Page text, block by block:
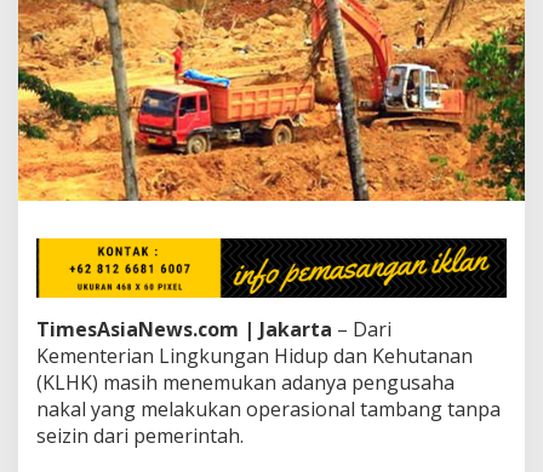
u
s
a
h
a
T
a
m
b
a
N
a
a
l
,
K
H
TimesAsiaNews.com | Jakarta – Dari
Kementerian Lingkungan Hidup dan Kehutanan
(KLHK) masih menemukan adanya pengusaha
nakal yang melakukan operasional tambang tanpa
seizin dari pemerintah.